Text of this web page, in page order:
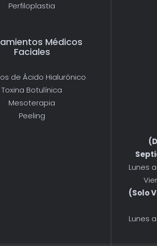
Perfiloplastia
Médicos
Faciales
de Ácido Hialurónico
Toxina Botulínica
Mesoterapia
Peeling
Lunes
(Solo
Lunes